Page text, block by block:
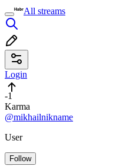
All streams
Login
-1
Karma
@mikhailnikname
User
Follow